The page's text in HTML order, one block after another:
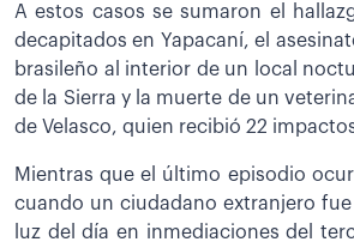
A estos casos se sumaron el
decapitados en Yapacaní, el
brasileño al interior de un local
de la Sierra y la muerte de un
de Velasco, quien recibió 22
Mientras que el último episodio
cuando un ciudadano extranjero
luz del día en inmediaciones del